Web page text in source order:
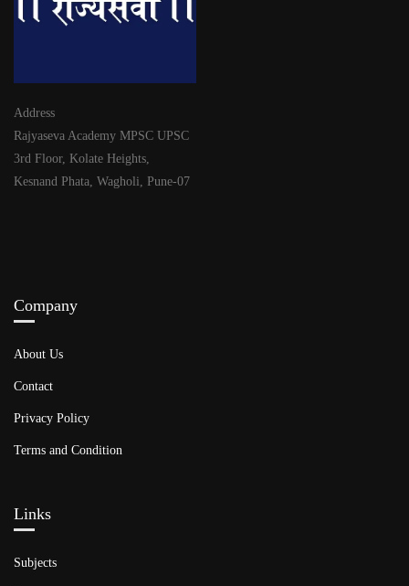
Address
Rajyaseva Academy MPSC UPSC
3rd Floor, Kolate Heights,
Kesnand Phata, Wagholi, Pune-07
Company
About Us
Contact
Privacy Policy
Terms and Condition
Links​
Subjects